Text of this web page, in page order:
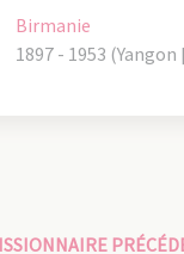
Birmanie
1897 - 1953